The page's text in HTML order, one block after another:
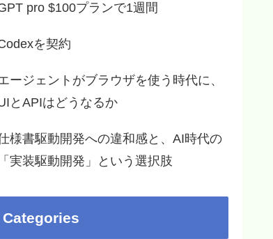
pro $100プランで1週間
を契約
ージェントがブラウザを使う時代に、
とAPIはどうなるか
様書駆動開発への違和感と、AI時代の
「実装駆動開発」という選択肢
Categories